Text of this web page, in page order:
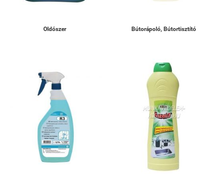
Oldószer Bútorápoló, Bútortisztító